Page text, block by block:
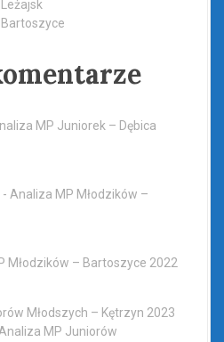
MP Juniorek – Dębica
- Analiza MP Młodzików –
Młodzików – Bartoszyce 2022
Młodszych – Kętrzyn 2023
Analiza MP Juniorów